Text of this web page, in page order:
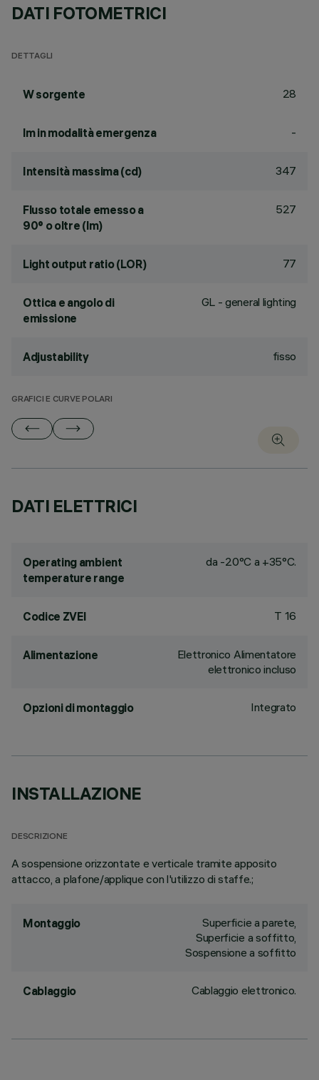
DATI FOTOMETRICI
DETTAGLI
W sorgente 28
lm in modalità emergenza -
Intensità massima (cd) 347
Flusso totale emesso a
90° o oltre (lm)
527
Light output ratio (LOR) 77
Ottica e angolo di
emissione
GL - general lighting
Adjustability fisso
GRAFICI E CURVE POLARI
DATI ELETTRICI
Operating ambient
temperature range
da -20°C a +35°C.
Codice ZVEI T 16
Alimentazione
Elettronico Alimentatore
elettronico incluso
Opzioni di montaggio Integrato
INSTALLAZIONE
DESCRIZIONE
A sospensione orizzontate e verticale tramite apposito
attacco, a plafone/applique con l'utilizzo di staffe.;
Montaggio
Superficie a parete,
Superficie a soffitto,
Sospensione a soffitto
Cablaggio Cablaggio elettronico.